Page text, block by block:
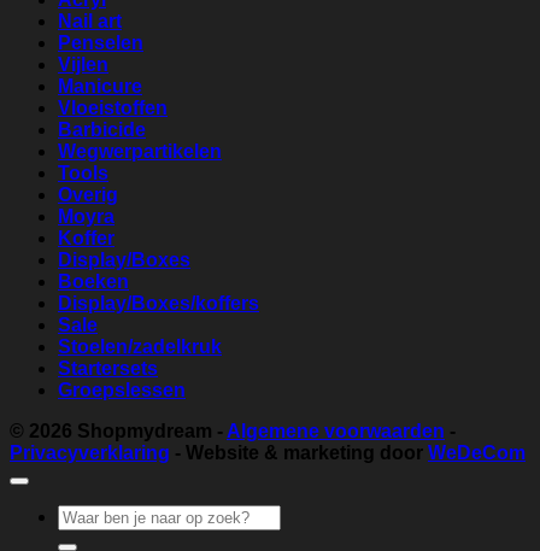
Nail art
Penselen
Vijlen
Manicure
Vloeistoffen
Barbicide
Wegwerpartikelen
Tools
Overig
Moyra
Koffer
Display/Boxes
Boeken
Display/Boxes/koffers
Sale
Stoelen/zadelkruk
Startersets
Groepslessen
© 2026 Shopmydream - Algemene voorwaarden -
Privacyverklaring - Website & marketing door WeDeCom
Zoeken
naar: